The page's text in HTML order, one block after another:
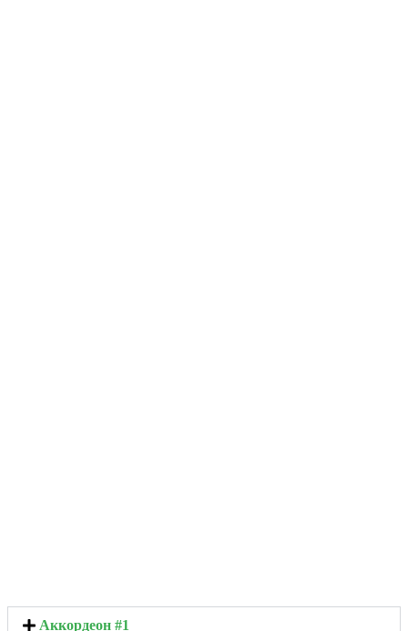
Аккордеон #1